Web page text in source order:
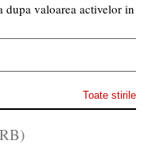
valoarea activelor in
Toate stirile